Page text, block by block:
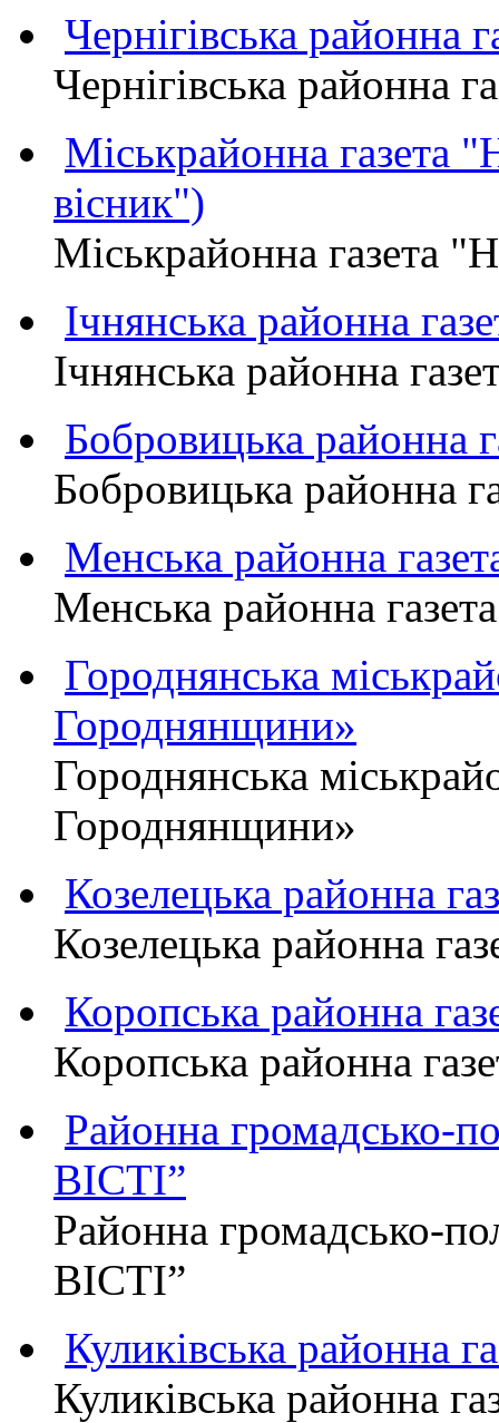
Чернігівська
Чернігівська
Міськрайонна
вісник")
Міськрайонна газета
Ічнянська районна
Ічнянська районна
Бобровицька
Бобровицька
Менська районна
Менська районна
Городнянська
Городнянщини»
Городнянська
Городнянщини»
Козелецька районна
Козелецька районна
Коропська районна
Коропська районна
Районна громадсько-
ВІСТІ”
Районна громадсько-
ВІСТІ”
Куликівська районна
Куликівська районна